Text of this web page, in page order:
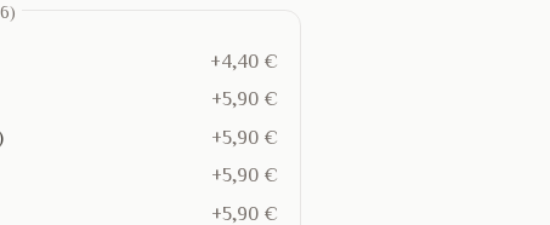
+4,40 €
+5,90 €
+5,90 €
+5,90 €
+5,90 €